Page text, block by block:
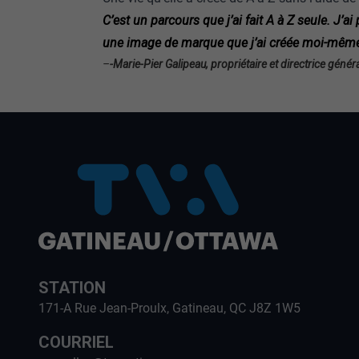
C’est un parcours que j’ai fait A à Z seule.
une image de marque que j’ai créée moi-
–-Marie-Pier Galipeau, propriétaire et directrice
STATION
171-A Rue Jean-Proulx, Gatineau, QC J8Z 1W5
COURRIEL